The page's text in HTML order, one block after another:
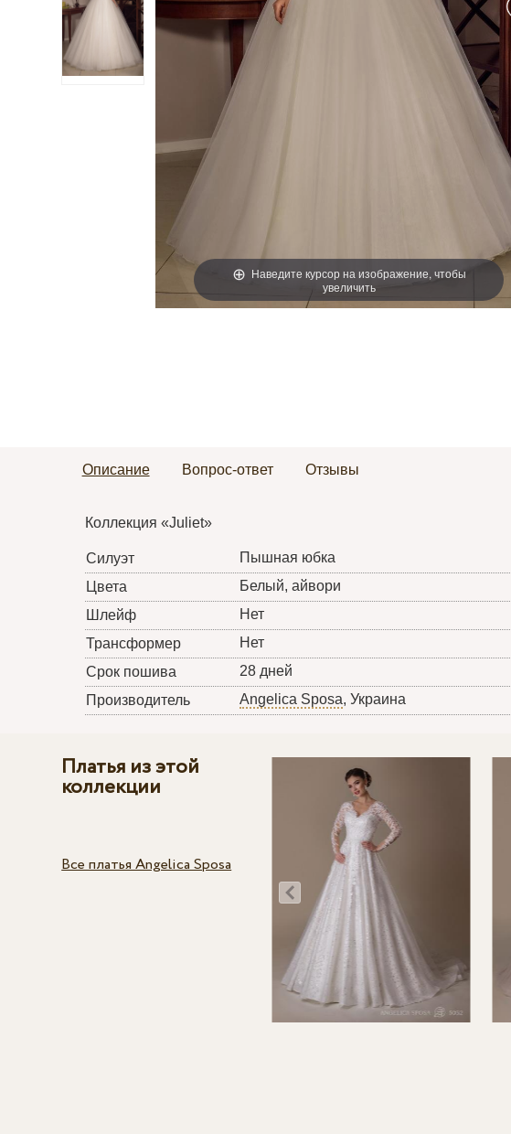
Наведите курсор на изображение, чтобы
увеличить
Описание Вопрос-ответ Отзывы
Коллекция «Juliet»
Силуэт
Пышная юбка
Цвета
Белый, айвори
Шлейф
Нет
Трансформер
Нет
Срок пошива
28 дней
Производитель
Angelica Sposa, Украина
Платья из этой
коллекции
Все платья Angelica Sposa